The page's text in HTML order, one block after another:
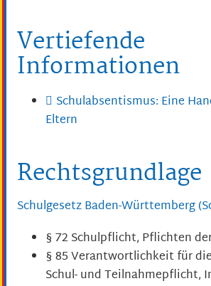
Vertiefende
Informationen
Schulabsentismus: Eine
Eltern
Rechtsgrundlage
Schulgesetz Baden-Württemberg
§ 72 Schulpflicht, Pflichten
§ 85 Verantwortlichkeit für
Schul- und Teilnahmepflicht,